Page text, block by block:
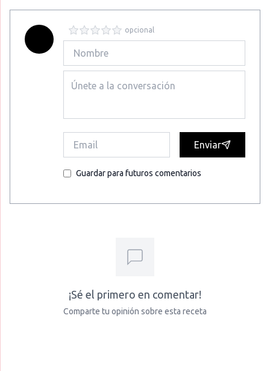
opcional
Enviar
Guardar para futuros comentarios
¡Sé el primero en comentar!
Comparte tu opinión sobre esta receta